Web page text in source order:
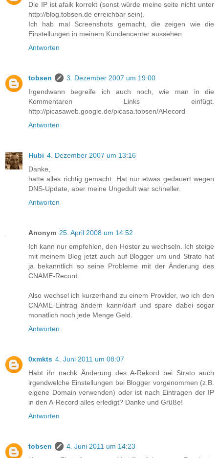
Die IP ist afaik korrekt (sonst würde meine seite nicht unter
http://blog.tobsen.de erreichbar sein).
Ich hab mal Screenshots gemacht, die zeigen wie die
Einstellungen in meinem Kundencenter aussehen.
Antworten
tobsen
3. Dezember 2007 um 19:00
Irgendwann begreife ich auch noch, wie man in die
Kommentaren Links einfügt.
http://picasaweb.google.de/picasa.tobsen/ARecord
Antworten
Hubi 4. Dezember 2007 um 13:16
Danke,
hatte alles richtig gemacht. Hat nur etwas gedauert wegen
DNS-Update, aber meine Ungedult war schneller.
Antworten
Anonym 25. April 2008 um 14:52
Ich kann nur empfehlen, den Hoster zu wechseln. Ich steige
mit meinem Blog jetzt auch auf Blogger um und Strato hat
ja bekanntlich so seine Probleme mit der Änderung des
CNAME-Record.
Also wechsel ich kurzerhand zu einem Provider, wo ich den
CNAME-Eintrag ändern kann/darf und spare dabei sogar
monatlich noch jede Menge Geld.
Antworten
0xmkts 4. Juni 2011 um 08:07
Habt ihr nachk Änderung des A-Rekord bei Strato auch
irgendwelche Einstellungen bei Blogger vorgenommen (z.B.
eigene Domain verwenden) oder ist nach Eintragen der IP
in den A-Record alles erledigt? Danke und Grüße!
Antworten
tobsen
4. Juni 2011 um 14:23